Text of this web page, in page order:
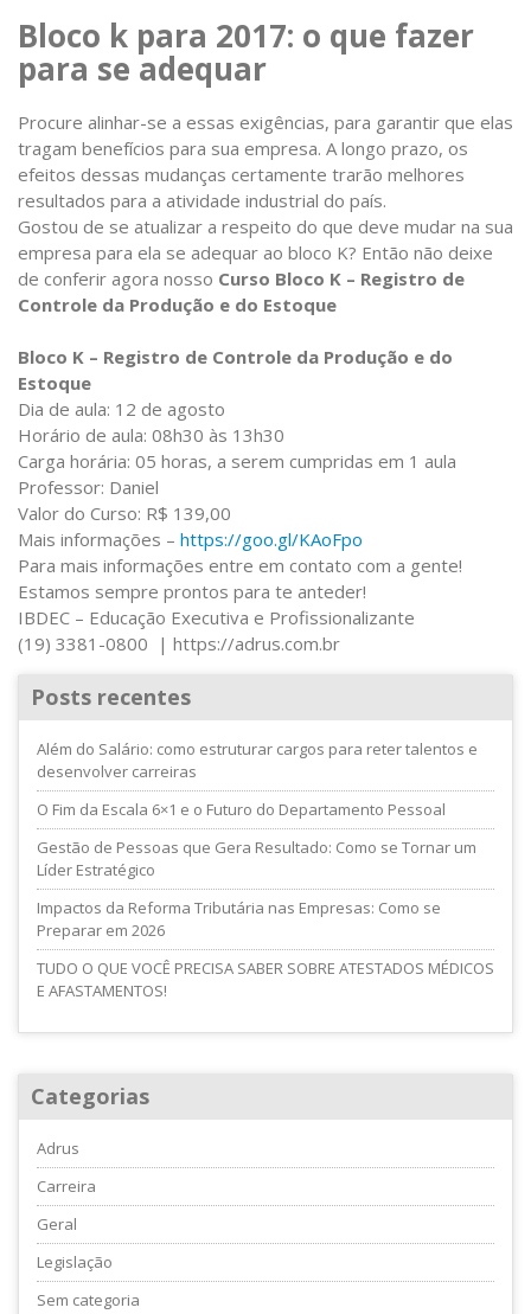
Bloco k para 2017: o que fazer
para se adequar
Procure alinhar-se a essas exigências, para garantir que elas
tragam benefícios para sua empresa. A longo prazo, os
efeitos dessas mudanças certamente trarão melhores
resultados para a atividade industrial do país.
Gostou de se atualizar a respeito do que deve mudar na sua
empresa para ela se adequar ao bloco K? Então não deixe
de conferir agora nosso Curso Bloco K – Registro de
Controle da Produção e do Estoque
Bloco K – Registro de Controle da Produção e do
Estoque
Dia de aula: 12 de agosto
Horário de aula: 08h30 às 13h30
Carga horária: 05 horas, a serem cumpridas em 1 aula
Professor: Daniel
Valor do Curso: R$ 139,00
Mais informações – https://goo.gl/KAoFpo
Para mais informações entre em contato com a gente!
Estamos sempre prontos para te anteder!
IBDEC – Educação Executiva e Profissionalizante
(19) 3381-0800 | https://adrus.com.br
Posts recentes
Além do Salário: como estruturar cargos para reter talentos e
desenvolver carreiras
O Fim da Escala 6×1 e o Futuro do Departamento Pessoal
Gestão de Pessoas que Gera Resultado: Como se Tornar um
Líder Estratégico
Impactos da Reforma Tributária nas Empresas: Como se
Preparar em 2026
TUDO O QUE VOCÊ PRECISA SABER SOBRE ATESTADOS MÉDICOS
E AFASTAMENTOS!
Categorias
Adrus
Carreira
Geral
Legislação
Sem categoria